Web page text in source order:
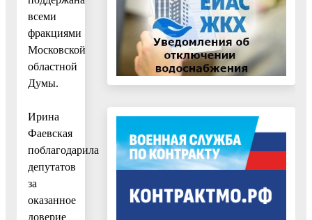
всеми
фракциями
Московской
областной
Думы.
Ирина
Фаевская
поблагодарила
депутатов
за
оказанное
доверие